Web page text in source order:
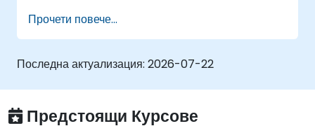
сигурност и отговорно използване на AI.
Прочети повече...
Последна актуализация: 2026-07-22
Предстоящи Курсове